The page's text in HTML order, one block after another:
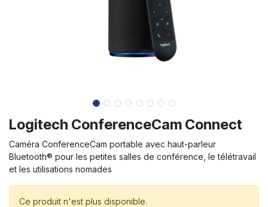
Logitech ConferenceCam Connect
Caméra ConferenceCam portable avec haut-parleur
Bluetooth® pour les petites salles de conférence, le télétravail
et les utilisations nomades
Ce produit n'est plus disponible.